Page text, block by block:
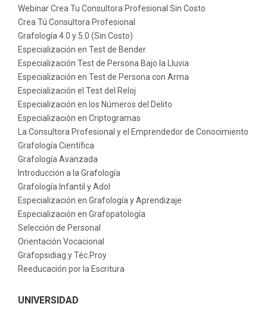
Webinar Crea Tu Consultora Profesional Sin Costo
Crea Tú Consultora Profesional
Grafología 4.0 y 5.0 (Sin Costo)
Especialización en Test de Bender
Especialización Test de Persona Bajo la Lluvia
Especialización en Test de Persona con Arma
Especialización el Test del Reloj
Especialización en los Números del Delito
Especialización en Criptogramas
La Consultora Profesional y el Emprendedor de Conocimiento
Grafología Científica
Grafología Avanzada
Introducción a la Grafología
Grafología Infantil y Adol
Especialización en Grafología y Aprendizaje
Especialización en Grafopatología
Selección de Personal
Orientación Vocacional
Grafopsidiag.y Téc.Proy
Reeducación por la Escritura
UNIVERSIDAD